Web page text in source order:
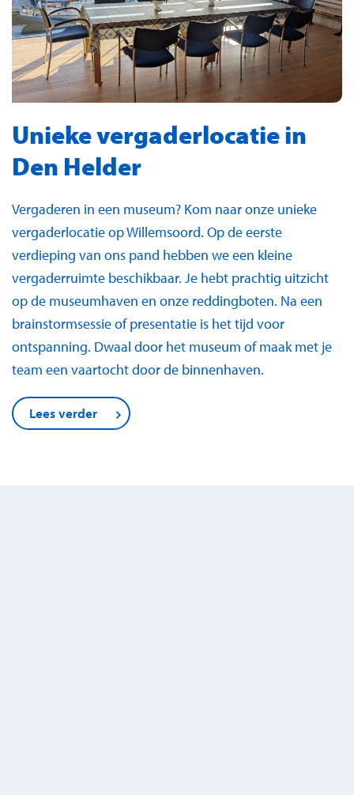
Unieke vergaderlocatie in
Den Helder
Vergaderen in een museum? Kom naar onze unieke
vergaderlocatie op Willemsoord. Op de eerste
verdieping van ons pand hebben we een kleine
vergaderruimte beschikbaar. Je hebt prachtig uitzicht
op de museumhaven en onze reddingboten. Na een
brainstormsessie of presentatie is het tijd voor
ontspanning. Dwaal door het museum of maak met je
team een vaartocht door de binnenhaven.
Lees verder